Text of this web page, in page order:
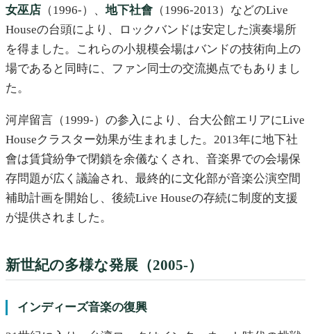
女巫店 （1996-）、 地下社會 （1996-2013）などのLive
Houseの台頭により、ロックバンドは安定した演奏場所
を得ました。これらの小規模会場はバンドの技術向上の
場であると同時に、ファン同士の交流拠点でもありまし
た。
河岸留言（1999-）の参入により、台大公館エリアにLive
Houseクラスター効果が生まれました。2013年に地下社
會は賃貸紛争で閉鎖を余儀なくされ、音楽界での会場保
存問題が広く議論され、最終的に文化部が音楽公演空間
補助計画を開始し、後続Live Houseの存続に制度的支援
が提供されました。
新世紀の多様な発展（2005-）
インディーズ音楽の復興